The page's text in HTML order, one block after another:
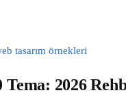
2026